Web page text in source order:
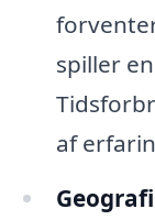
spiller
af